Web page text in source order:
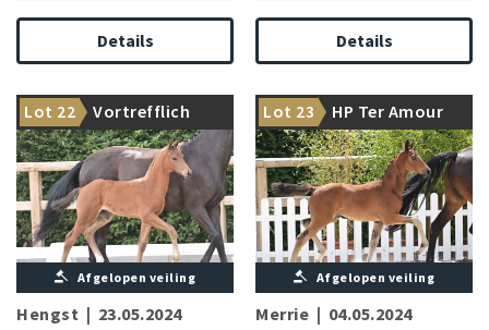
Details Details
Lot 22 Vortrefflich
Vitalis sends his regards!
Afgelopen veiling
Hengst | 23.05.2024
Lot 23 HP Ter Amour
From the premiere crop of
Bon my Love
Afgelopen veiling
Merrie | 04.05.2024